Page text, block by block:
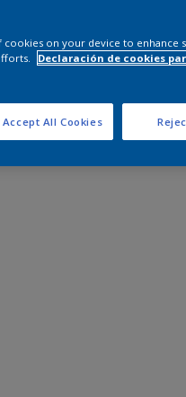
cookies on your device to enhance
Declaración de cookies
Accept All Cookies